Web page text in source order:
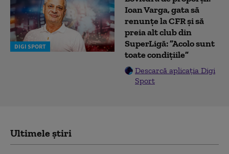
DIGI SPORT
Ioan Varga, gata să
renunțe la CFR și să
preia alt club din
SuperLigă: ”Acolo sunt
toate condițiile”
Descarcă aplicația Digi
Sport
Ultimele știri